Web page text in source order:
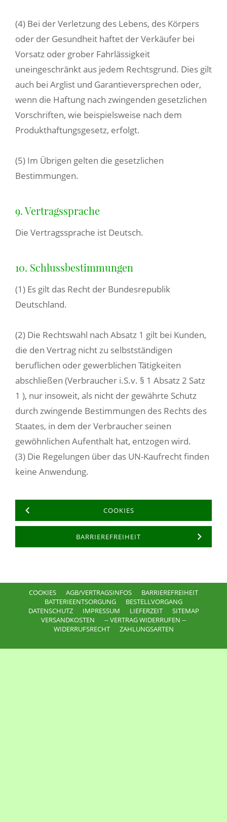
(4) Bei der Verletzung des Lebens, des Körpers
oder der Gesundheit haftet der Verkäufer bei
Vorsatz oder grober Fahrlässigkeit
uneingeschränkt aus jedem Rechtsgrund. Dies gilt
auch bei Arglist und Garantieversprechen oder,
wenn die Haftung nach zwingenden gesetzlichen
Vorschriften, wie beispielsweise nach dem
Produkthaftungsgesetz, erfolgt.
(5) Im Übrigen gelten die gesetzlichen
Bestimmungen.
9. Vertragssprache
Die Vertragssprache ist Deutsch.
10. Schlussbestimmungen
(1) Es gilt das Recht der Bundesrepublik
Deutschland.
(2) Die Rechtswahl nach Absatz 1 gilt bei Kunden,
die den Vertrag nicht zu selbstständigen
beruflichen oder gewerblichen Tätigkeiten
abschließen (Verbraucher i.S.v. § 1 Absatz 2 Satz
1 ), nur insoweit, als nicht der gewährte Schutz
durch zwingende Bestimmungen des Rechts des
Staates, in dem der Verbraucher seinen
gewöhnlichen Aufenthalt hat, entzogen wird.
(3) Die Regelungen über das UN-Kaufrecht finden
keine Anwendung.
COOKIES
BARRIEREFREIHEIT
COOKIES AGB/VERTRAGSINFOS
BARRIEREFREIHEIT
BATTERIEENTSORGUNG
BESTELLVORGANG
DATENSCHUTZ
IMPRESSUM LIEFERZEIT
SITEMAP
VERSANDKOSTEN
-- VERTRAG WIDERRUFEN --
WIDERRUFSRECHT
ZAHLUNGSARTEN